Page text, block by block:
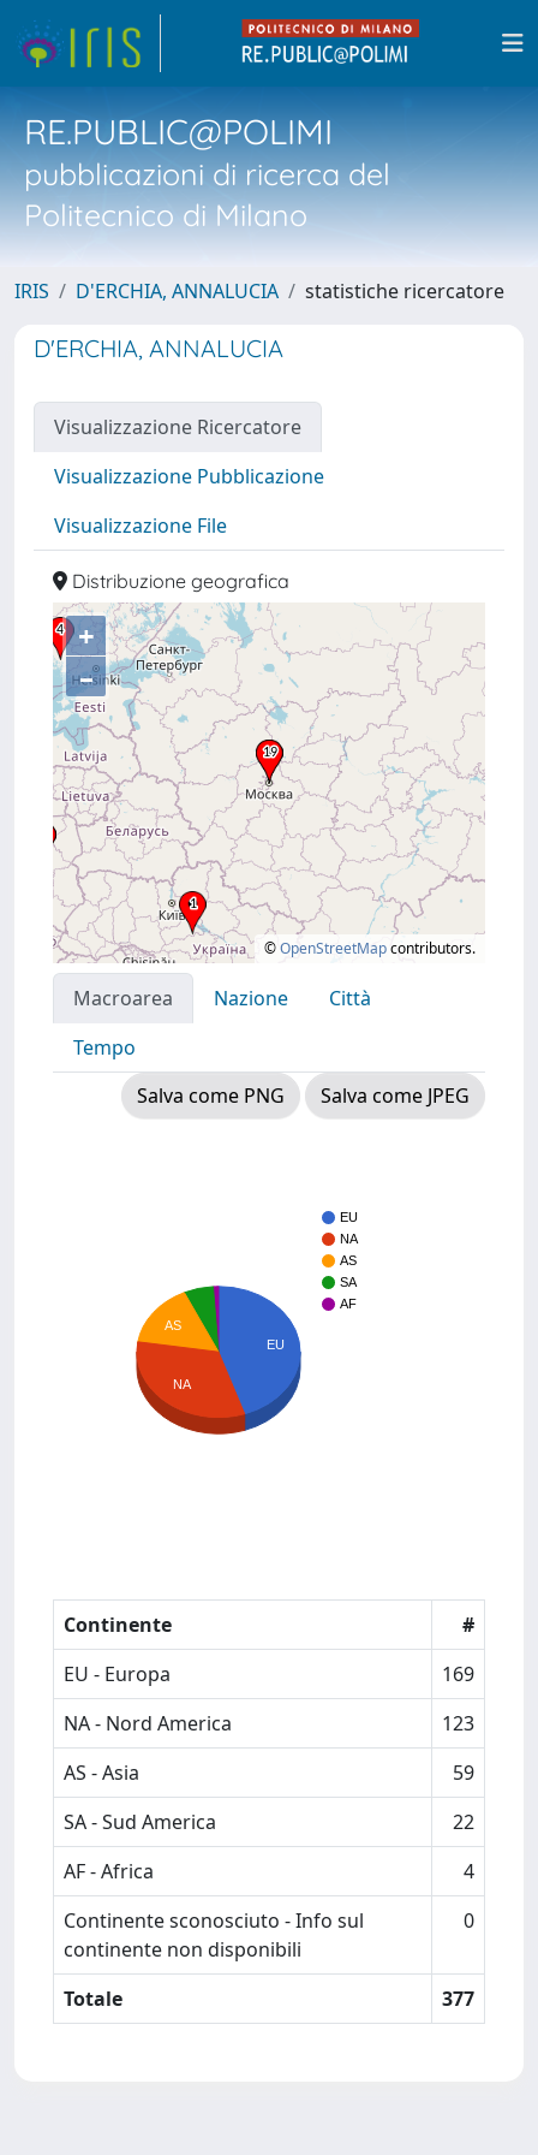
RE.PUBLIC@POLIMI
pubblicazioni di ricerca del
Politecnico di Milano
IRIS D'ERCHIA, ANNALUCIA statistiche ricercatore
D'ERCHIA, ANNALUCIA
Visualizzazione Ricercatore
Visualizzazione Pubblicazione
Visualizzazione File
Distribuzione geografica
+
–
©OpenStreetMapcontributors.
Macroarea Nazione
Città
Tempo
Salva come PNG
Salva come JPEG
EU
NA
AS
SA
AF
EU
AS
NA
Continente
#
EU - Europa
169
NA - Nord America
123
AS - Asia
59
SA - Sud America
22
AF - Africa
4
Continente sconosciuto - Info sul
continente non disponibili
0
Totale 377